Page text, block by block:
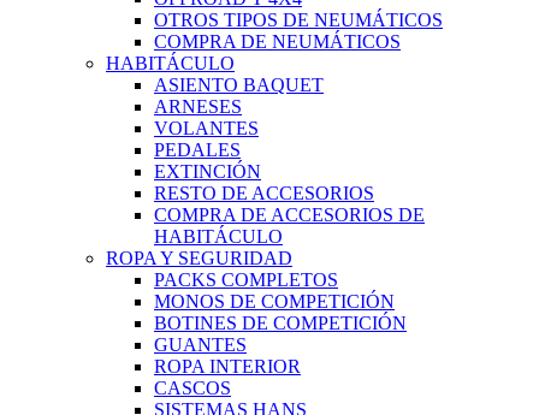
OTROS TIPOS DE NEUMÁTICOS
COMPRA DE NEUMÁTICOS
HABITÁCULO
ASIENTO BAQUET
ARNESES
VOLANTES
PEDALES
EXTINCIÓN
RESTO DE ACCESORIOS
COMPRA DE ACCESORIOS DE
HABITÁCULO
ROPA Y SEGURIDAD
PACKS COMPLETOS
MONOS DE COMPETICIÓN
BOTINES DE COMPETICIÓN
GUANTES
ROPA INTERIOR
CASCOS
SISTEMAS HANS